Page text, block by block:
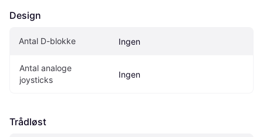
Design
Antal D-blokke Ingen
Antal analoge
joysticks
Ingen
Trådløst